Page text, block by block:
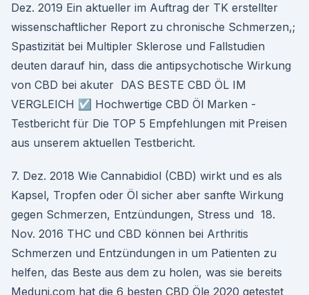
Dez. 2019 Ein aktueller im Auftrag der TK erstellter
wissenschaftlicher Report zu chronische Schmerzen,;
Spastizität bei Multipler Sklerose und Fallstudien
deuten darauf hin, dass die antipsychotische Wirkung
von CBD bei akuter DAS BESTE CBD ÖL IM
VERGLEICH ☑️ Hochwertige CBD Öl Marken -
Testbericht für Die TOP 5 Empfehlungen mit Preisen
aus unserem aktuellen Testbericht.
7. Dez. 2018 Wie Cannabidiol (CBD) wirkt und es als
Kapsel, Tropfen oder Öl sicher aber sanfte Wirkung
gegen Schmerzen, Entzündungen, Stress und 18.
Nov. 2016 THC und CBD können bei Arthritis
Schmerzen und Entzündungen in um Patienten zu
helfen, das Beste aus dem zu holen, was sie bereits
Meduni.com hat die 6 besten CBD Öle 2020 getestet